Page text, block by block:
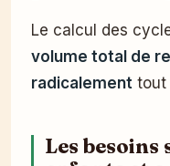
Le calcul des
volume total de
radicalement tout
Les besoins